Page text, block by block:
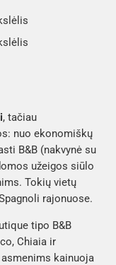
, tačiau
nuo ekonomiškų
B&B (nakvynė su
užeigos siūlo
Tokių vietų
rajonuose.
tipo B&B
, Chiaia ir
kainuoja